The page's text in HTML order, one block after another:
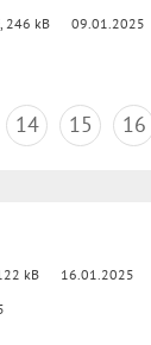
246 kB 09.01.2025
14 15 16
kB 16.01.2025